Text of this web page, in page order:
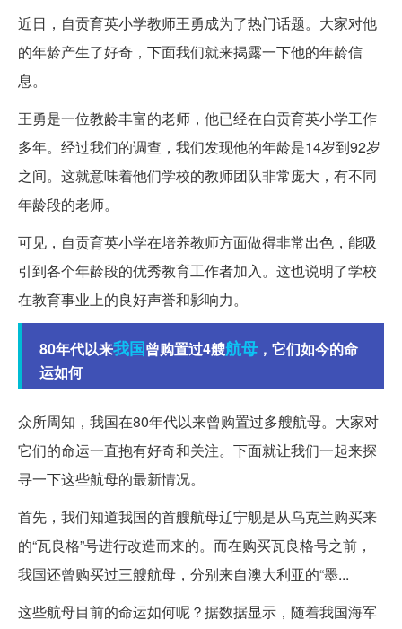
近日，自贡育英小学教师王勇成为了热门话题。大家对他
的年龄产生了好奇，下面我们就来揭露一下他的年龄信
息。
王勇是一位教龄丰富的老师，他已经在自贡育英小学工作
多年。经过我们的调查，我们发现他的年龄是14岁到92岁
之间。这就意味着他们学校的教师团队非常庞大，有不同
年龄段的老师。
可见，自贡育英小学在培养教师方面做得非常出色，能吸
引到各个年龄段的优秀教育工作者加入。这也说明了学校
在教育事业上的良好声誉和影响力。
80年代以来我国曾购置过4艘航母 ，它们如今的命
运如何
众所周知，我国在80年代以来曾购置过多艘航母。大家对
它们的命运一直抱有好奇和关注。下面就让我们一起来探
寻一下这些航母的最新情况。
首先，我们知道我国的首艘航母辽宁舰是从乌克兰购买来
的“瓦良格”号进行改造而来的。而在购买瓦良格号之前，
我国还曾购买过三艘航母，分别来自澳大利亚的“墨...
这些航母目前的命运如何呢？据数据显示，随着我国海军